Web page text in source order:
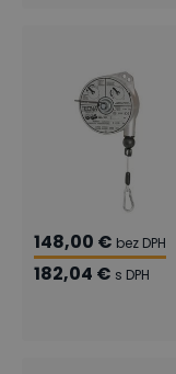
148,00 € bez DPH
182,04 € s DPH